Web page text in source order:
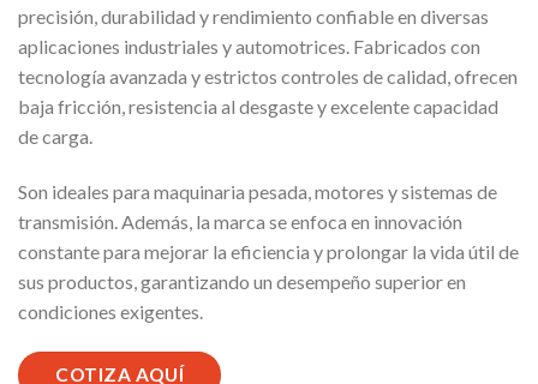
precisión, durabilidad y rendimiento confiable en diversas
aplicaciones industriales y automotrices. Fabricados con
tecnología avanzada y estrictos controles de calidad, ofrecen
baja fricción, resistencia al desgaste y excelente capacidad
de carga.
Son ideales para maquinaria pesada, motores y sistemas de
transmisión. Además, la marca se enfoca en innovación
constante para mejorar la eficiencia y prolongar la vida útil de
sus productos, garantizando un desempeño superior en
condiciones exigentes.
COTIZA AQUÍ